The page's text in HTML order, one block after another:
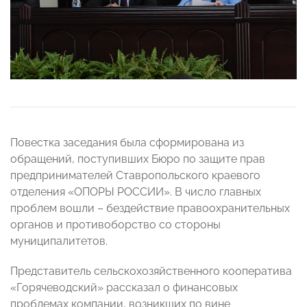
Повестка заседания была сформирована из
обращений, поступивших Бюро по защите прав
предпринимателей Ставропольского краевого
отделения «ОПОРЫ РОССИИ». В число главных
проблем вошли – бездействие правоохранительных
органов и противоборство со стороны
муниципалитетов.
Представитель сельскохозяйственного кооператива
«Горячеводский» рассказал о финансовых
проблемах компании, возникших по вине